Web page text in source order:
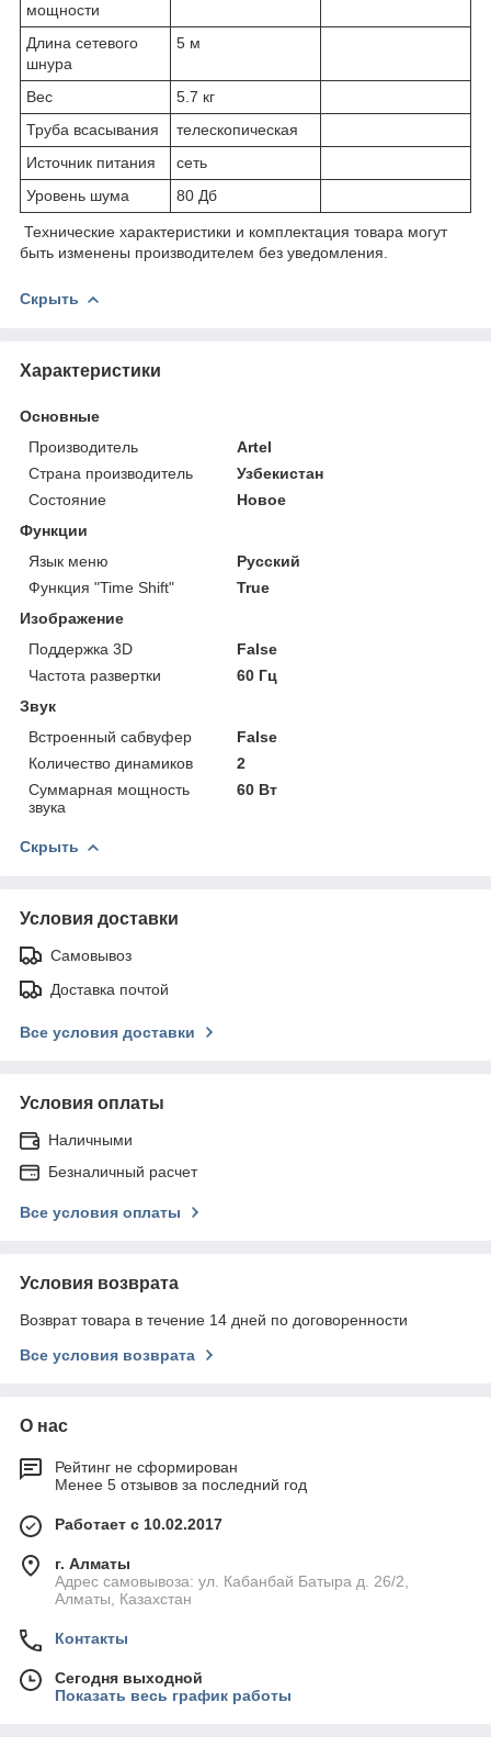
мощности
Длина сетевого
шнура
5 м
Вес
5.7 кг
Труба всасывания
телескопическая
Источник питания
сеть
Уровень шума
80 Дб
Технические характеристики и комплектация товара могут
быть изменены производителем без уведомления.
Скрыть
Характеристики
Основные
Производитель
Artel
Страна производитель
Узбекистан
Состояние
Новое
Функции
Язык меню
Русский
Функция "Time Shift"
True
Изображение
Поддержка 3D
False
Частота развертки
60 Гц
Звук
Встроенный сабвуфер
False
Количество динамиков
2
Суммарная мощность
звука
60 Вт
Скрыть
Условия доставки
Самовывоз
Доставка почтой
Все условия доставки
Условия оплаты
Наличными
Безналичный расчет
Все условия оплаты
Условия возврата
Возврат товара в течение 14 дней по договоренности
Все условия возврата
О нас
Рейтинг не сформирован
Менее 5 отзывов за последний год
Работает с 10.02.2017
г. Алматы
Адрес самовывоза: ул. Кабанбай Батыра д. 26/2,
Алматы, Казахстан
Контакты
Сегодня выходной
Показать весь график работы